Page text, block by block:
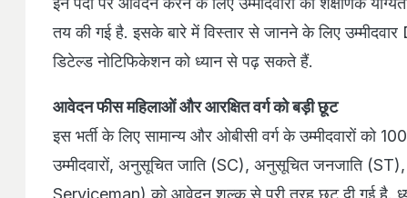
तय की गई है. इसके बारे में विस्तार से जानने के लिए
डिटेल्ड नोटिफिकेशन को ध्यान से पढ़ सकते हैं.
आवेदन फीसमहिलाओं और आरक्षित वर्ग को बड़ी छूट
इस भर्ती के लिए सामान्य और ओबीसी वर्ग के उम्मीदवारों को
उम्मीदवारों, अनुसूचित जाति (SC), अनुसूचित जनजाति
Serviceman) को आवेदन शुल्क से पूरी तरह छूट दी गई है.